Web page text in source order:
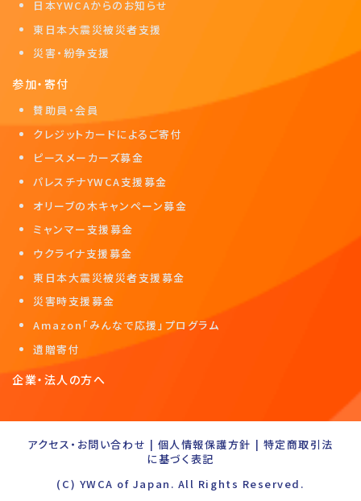
日本YWCAからのお知らせ
東日本大震災被災者支援
災害・紛争支援
参加・寄付
賛助員・会員
クレジットカードによるご寄付
ピースメーカーズ募金
パレスチナYWCA支援募金
オリーブの木キャンペーン募金
ミャンマー支援募金
ウクライナ支援募金
東日本大震災被災者支援募金
災害時支援募金
Amazon「みんなで応援」プログラム
遺贈寄付
企業・法人の方へ
アクセス・お問い合わせ | 個人情報保護方針 | 特定商取引法
に基づく表記
(C) YWCA of Japan. All Rights Reserved.